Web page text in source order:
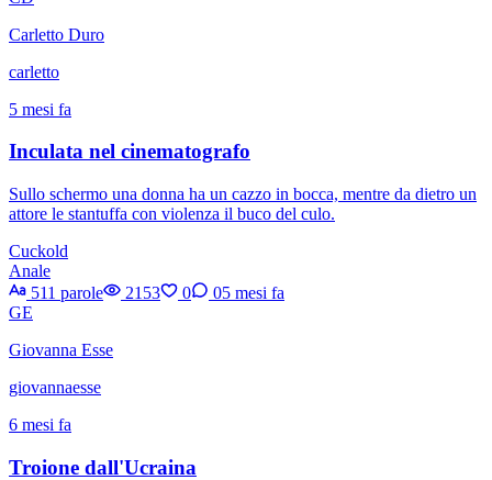
Carletto Duro
carletto
5 mesi fa
Inculata nel cinematografo
Sullo schermo una donna ha un cazzo in bocca, mentre da dietro un
attore le stantuffa con violenza il buco del culo.
Cuckold
Anale
511 parole
2153 0 05 mesi fa
GE
Giovanna Esse
giovannaesse
6 mesi fa
Troione dall'Ucraina